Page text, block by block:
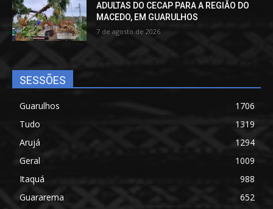
ADULTAS DO CECAP PARA A REGIÃO DO
MACEDO, EM GUARULHOS
7 de agosto de 2026
SESSÕES
Guarulhos
1706
Tudo
1319
Arujá
1294
Geral
1009
Itaquá
988
Guararema
652